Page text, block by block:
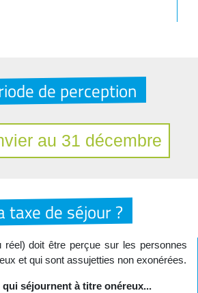
de perception
au 31 décembre
taxe de séjour ?
réel) doit être perçue sur les personnes
et qui sont assujetties non exonérées.
qui séjournent à titre onéreux...